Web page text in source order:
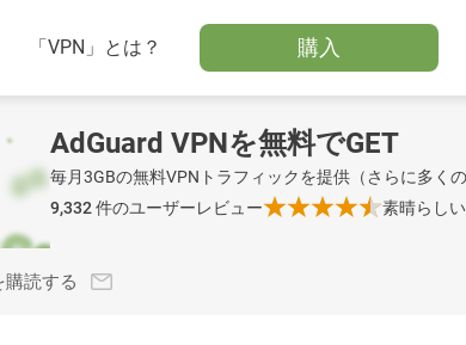
「VPN」とは？ 購入
AdGuard VPNを無料でGET
毎月3GBの無料VPNトラフィックを提供（さらに多く
9,332件のユーザーレビュー 素晴らしい
購読する